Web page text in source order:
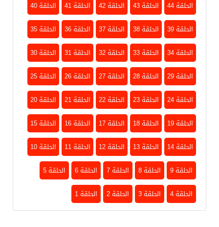
الحلقة 44
الحلقة 43 الحلقة 42 الحلقة 41
الحلقة 40
الحلقة 39
الحلقة 38 الحلقة 37 الحلقة 36
الحلقة 35
الحلقة 34
الحلقة 33 الحلقة 32 الحلقة 31
الحلقة 30
الحلقة 29
الحلقة 28 الحلقة 27 الحلقة 26
الحلقة 25
الحلقة 24
الحلقة 23 الحلقة 22 الحلقة 21
الحلقة 20
الحلقة 19
الحلقة 18 الحلقة 17 الحلقة 16
الحلقة 15
الحلقة 14
الحلقة 13 الحلقة 12 الحلقة 11
الحلقة 10
الحلقة 9
الحلقة 8 الحلقة 7 الحلقة 6
الحلقة 5
الحلقة 4
الحلقة 3 الحلقة 2 الحلقة 1